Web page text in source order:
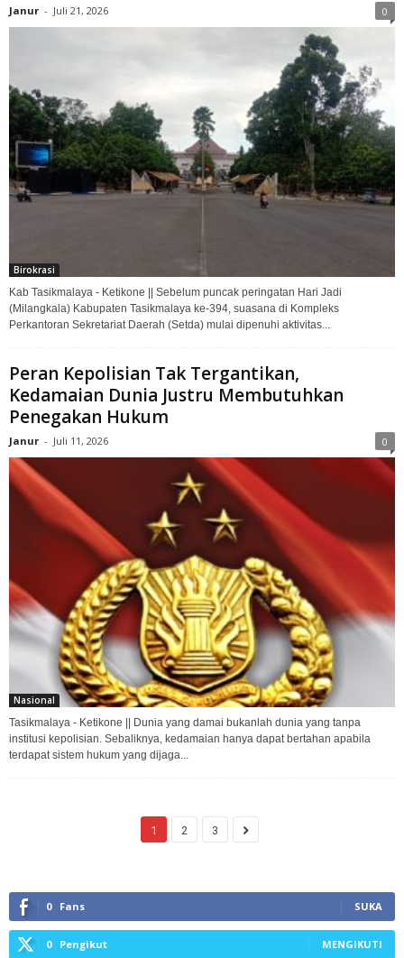
Janur - Juli 21, 2026 0
Birokrasi
Kab Tasikmalaya - Ketikone || Sebelum puncak peringatan Hari Jadi
(Milangkala) Kabupaten Tasikmalaya ke-394, suasana di Kompleks
Perkantoran Sekretariat Daerah (Setda) mulai dipenuhi aktivitas...
Peran Kepolisian Tak Tergantikan,
Kedamaian Dunia Justru Membutuhkan
Penegakan Hukum
Janur - Juli 11, 2026 0
Nasional
Tasikmalaya - Ketikone || Dunia yang damai bukanlah dunia yang tanpa
institusi kepolisian. Sebaliknya, kedamaian hanya dapat bertahan apabila
terdapat sistem hukum yang dijaga...
1 2 3
0 Fans SUKA
0 Pengikut MENGIKUTI